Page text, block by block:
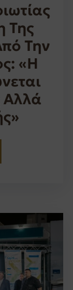
Της
Την
«Η
Αλλά